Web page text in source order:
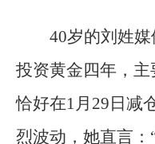
40岁的刘姓
投资黄金四年，主
恰好在1月29日减
烈波动，她直言